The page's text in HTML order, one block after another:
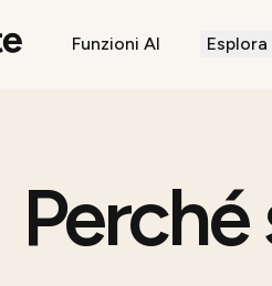
Funzioni AI Esplora